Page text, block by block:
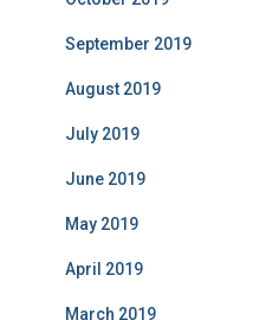
September 2019
August 2019
July 2019
June 2019
May 2019
April 2019
March 2019